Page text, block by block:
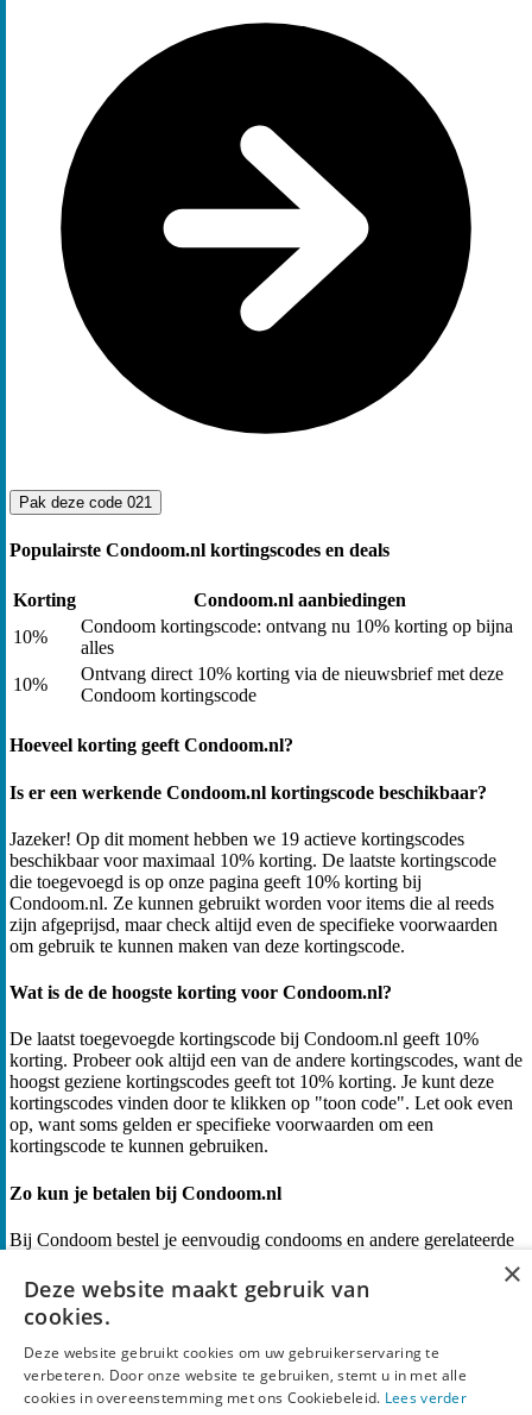
Pak deze code 021
Populairste Condoom.nl kortingscodes en deals
Korting
Condoom.nl aanbiedingen
10%
Condoom kortingscode: ontvang nu 10% korting op bijna
alles
10%
Ontvang direct 10% korting via de nieuwsbrief met deze
Condoom kortingscode
Hoeveel korting geeft Condoom.nl?
Is er een werkende Condoom.nl kortingscode beschikbaar?
Jazeker! Op dit moment hebben we 19 actieve kortingscodes
beschikbaar voor maximaal 10% korting. De laatste kortingscode
die toegevoegd is op onze pagina geeft 10% korting bij
Condoom.nl. Ze kunnen gebruikt worden voor items die al reeds
zijn afgeprijsd, maar check altijd even de specifieke voorwaarden
om gebruik te kunnen maken van deze kortingscode.
Wat is de de hoogste korting voor Condoom.nl?
De laatst toegevoegde kortingscode bij Condoom.nl geeft 10%
korting. Probeer ook altijd een van de andere kortingscodes, want de
hoogst geziene kortingscodes geeft tot 10% korting. Je kunt deze
kortingscodes vinden door te klikken op "toon code". Let ook even
op, want soms gelden er specifieke voorwaarden om een
kortingscode te kunnen gebruiken.
Zo kun je betalen bij Condoom.nl
Bij Condoom bestel je eenvoudig condooms en andere gerelateerde
kortingscode. Je kunt betalen met iDEAL, Bancontact, PayPal,
Visa, Riverty en de VVV cadeaukaart. iDEAL en Bancontact
bieden snelle en veilige betalingen. PayPal geeft extra
kopersbescherming en Visa biedt wereldwijd gebruiksgemak.
Riverty maakt achteraf betalen mogelijk.
×
Deze website maakt gebruik van
cookies.
Deze website gebruikt cookies om uw gebruikerservaring te
verbeteren. Door onze website te gebruiken, stemt u in met alle
cookies in overeenstemming met ons Cookiebeleid. Lees verder